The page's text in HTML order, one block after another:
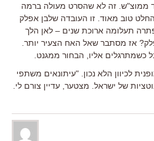
ממוצ"ש. זה לא שהסרט מעולה ברמה
טוב מאוד. זו העובדה שלבן אפלק
תעלומה ארוכת שנים – לאן הלך
אז מסתבר שאל האח הצעיר יותר.
כשמתרגלים אליו, הבחור ממגנט.
לכיוון הלא נכון. "עיתונאים משתפי
של ישראל. מצטער, עדיין צורם לי.